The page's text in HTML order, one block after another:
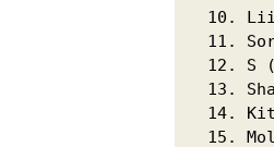
10.
11.
12. S
13.
14.
15.